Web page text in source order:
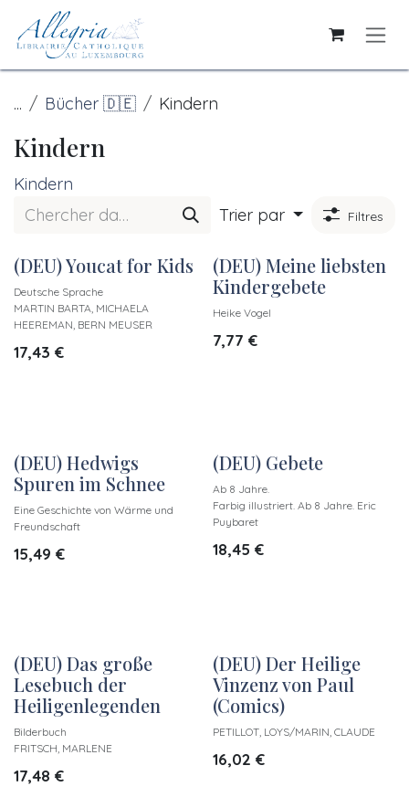
Se rendre au contenu
... Bücher 🇩🇪 Kindern
Kindern
Kindern
Trier par
Filtres
(DEU) Youcat for Kids
Deutsche Sprache
MARTIN BARTA, MICHAELA
HEEREMAN, BERN MEUSER
17,43 €
(DEU) Meine liebsten
Kindergebete
Heike Vogel
7,77 €
(DEU) Hedwigs
Spuren im Schnee
Eine Geschichte von Wärme und
Freundschaft
15,49 €
(DEU) Gebete
Ab 8 Jahre.
Farbig illustriert. Ab 8 Jahre. Eric
Puybaret
18,45 €
(DEU) Das große
Lesebuch der
Heiligenlegenden
Bilderbuch
FRITSCH, MARLENE
17,48 €
(DEU) Der Heilige
Vinzenz von Paul
(Comics)
PETILLOT, LOYS/MARIN, CLAUDE
16,02 €